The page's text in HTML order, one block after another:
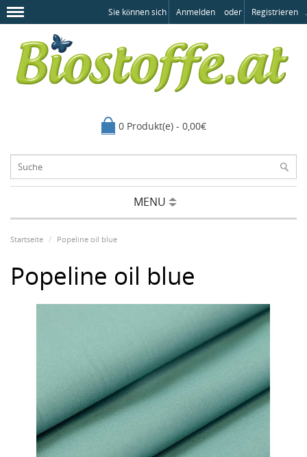
Sie können sich Anmelden oder Registrieren .
0 Produkt(e) - 0,00€
MENU
Startseite Popeline oil blue
Popeline oil blue